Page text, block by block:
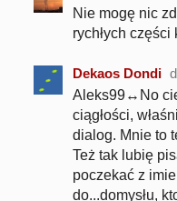
Nie mogę nic
rychłych części
Dekaos Dondi
Aleks99↔No
ciągłości,
dialog. Mnie to
Też tak lubię
poczekać z
do...domysłu,